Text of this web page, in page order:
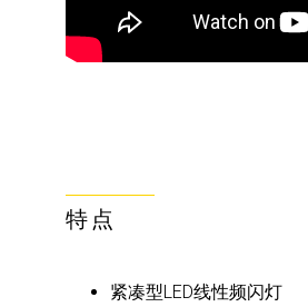
特点
紧凑型LED线性频闪灯